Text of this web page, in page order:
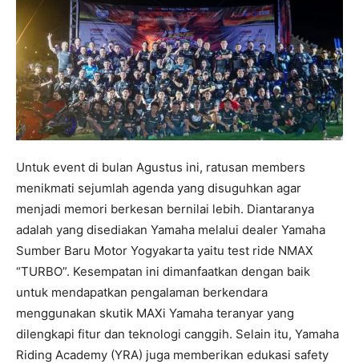
Untuk event di bulan Agustus ini, ratusan members
menikmati sejumlah agenda yang disuguhkan agar
menjadi memori berkesan bernilai lebih. Diantaranya
adalah yang disediakan Yamaha melalui dealer Yamaha
Sumber Baru Motor Yogyakarta yaitu test ride NMAX
“TURBO”. Kesempatan ini dimanfaatkan dengan baik
untuk mendapatkan pengalaman berkendara
menggunakan skutik MAXi Yamaha teranyar yang
dilengkapi fitur dan teknologi canggih. Selain itu, Yamaha
Riding Academy (YRA) juga memberikan edukasi safety